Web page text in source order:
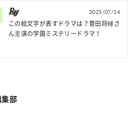
2025/07/14
この絵文字が表すドラマは？菅田将暉さ
ん主演の学園ミステリードラマ！
集部